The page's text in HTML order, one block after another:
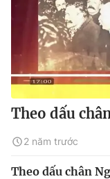
Theo dấu
2 năm trước
Theo dấu chân